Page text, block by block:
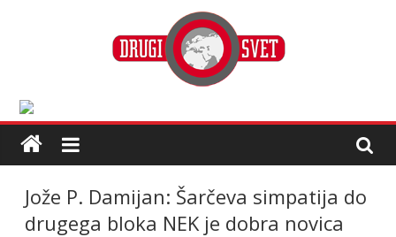
Jože P. Damijan: Šarčeva simpatija do
drugega bloka NEK je dobra novica